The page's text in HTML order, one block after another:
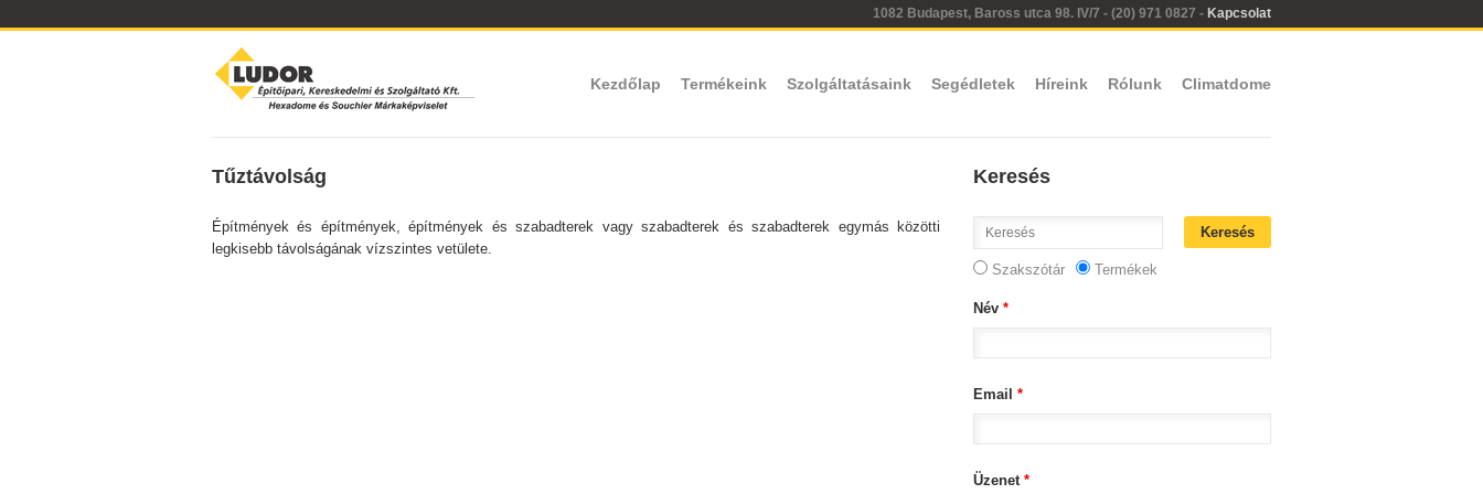
1082 Budapest, Baross utca 98. IV/7 - (20) 971 0827 - Kapcsolat
Kezdőlap Termékeink Szolgáltatásaink Segédletek Híreink Rólunk Climatdome
Tűztávolság
Építmények és építmények, építmények és szabadterek vagy szabadterek és szabadterek egymás közötti
legkisebb távolságának vízszintes vetülete.
Keresés
Szakszótár Termékek
Név *
Email *
Üzenet *